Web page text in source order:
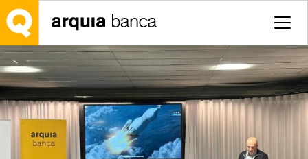
Saltar al contenido principal